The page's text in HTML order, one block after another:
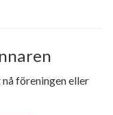
föreningen eller